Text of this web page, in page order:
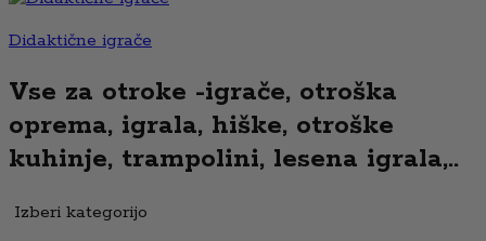
Didaktične igrače
Vse za otroke -igrače, otroška
oprema, igrala, hiške, otroške
kuhinje, trampolini, lesena igrala,..
Izberi kategorijo